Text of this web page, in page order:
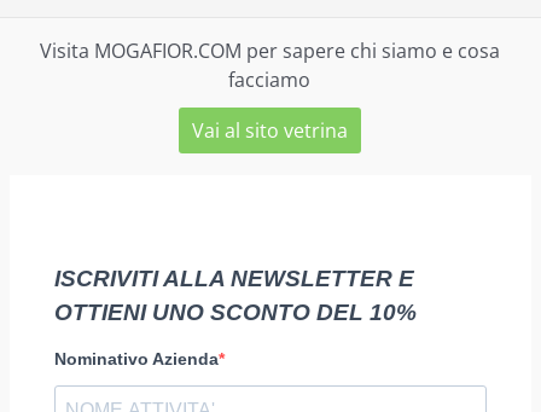
Visita MOGAFIOR.COM per sapere chi siamo e cosa
facciamo
Vai al sito vetrina